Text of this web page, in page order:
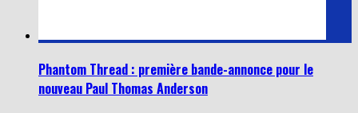
Phantom Thread : première bande-annonce pour le
nouveau Paul Thomas Anderson